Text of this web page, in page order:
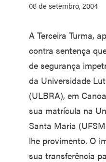
08 de setembro, 2004
A Terceira Turma,
contra sentença
de segurança
da Universidade
(ULBRA), em
sua matrícula na
Santa Maria
lhe provimento. O
sua transferência